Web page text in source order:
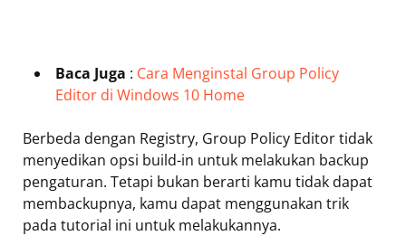
Baca Juga : Cara Menginstal Group Policy
Editor di Windows 10 Home
Berbeda dengan Registry, Group Policy Editor tidak
menyedikan opsi build-in untuk melakukan backup
pengaturan. Tetapi bukan berarti kamu tidak dapat
membackupnya, kamu dapat menggunakan trik
pada tutorial ini untuk melakukannya.